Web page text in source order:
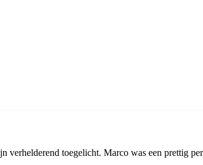
toegelicht. Marco was een prettig